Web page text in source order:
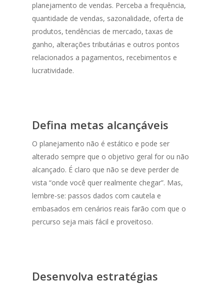
planejamento de vendas. Perceba a frequência,
quantidade de vendas, sazonalidade, oferta de
produtos, tendências de mercado, taxas de
ganho, alterações tributárias e outros pontos
relacionados a pagamentos, recebimentos e
lucratividade.
Defina metas alcançáveis
O planejamento não é estático e pode ser
alterado sempre que o objetivo geral for ou não
alcançado. É claro que não se deve perder de
vista “onde você quer realmente chegar”. Mas,
lembre-se: passos dados com cautela e
embasados em cenários reais farão com que o
percurso seja mais fácil e proveitoso.
Desenvolva estratégias